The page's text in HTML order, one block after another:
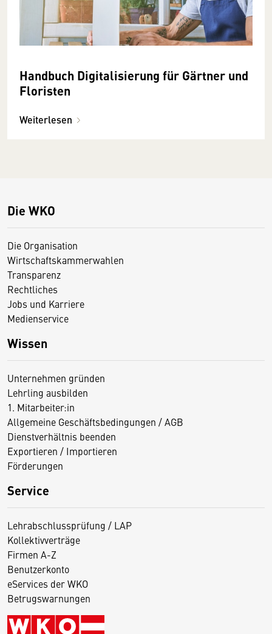
Handbuch Digitalisierung für Gärtner und
Floristen
Weiterlesen
Die WKO
Die Organisation
Wirtschaftskammerwahlen
Transparenz
Rechtliches
Jobs und Karriere
Medienservice
Wissen
Unternehmen gründen
Lehrling ausbilden
1. Mitarbeiter:in
Allgemeine Geschäftsbedingungen / AGB
Dienstverhältnis beenden
Exportieren / Importieren
Förderungen
Service
Lehrabschlussprüfung / LAP
Kollektivverträge
Firmen A-Z
Benutzerkonto
eServices der WKO
Betrugswarnungen